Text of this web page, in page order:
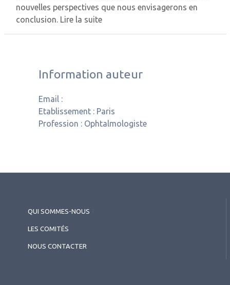
nouvelles perspectives que nous envisagerons en
conclusion. Lire la suite
Information auteur
Email :
Etablissement : Paris
Profession : Ophtalmologiste
QUI SOMMES-NOUS
LES COMITÉS
NOUS CONTACTER